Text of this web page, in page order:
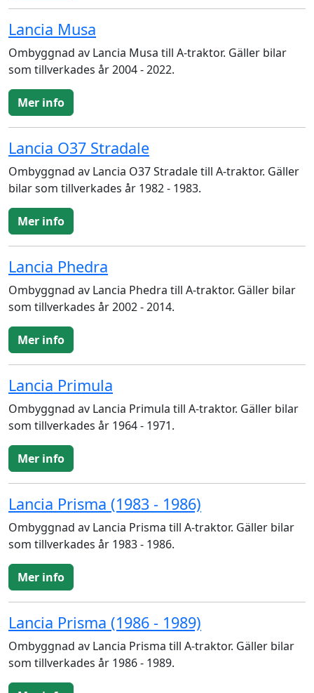
Lancia Musa
Ombyggnad av Lancia Musa till A-traktor. Gäller bilar
som tillverkades år 2004 - 2022.
Mer info
Lancia O37 Stradale
Ombyggnad av Lancia O37 Stradale till A-traktor. Gäller
bilar som tillverkades år 1982 - 1983.
Mer info
Lancia Phedra
Ombyggnad av Lancia Phedra till A-traktor. Gäller bilar
som tillverkades år 2002 - 2014.
Mer info
Lancia Primula
Ombyggnad av Lancia Primula till A-traktor. Gäller bilar
som tillverkades år 1964 - 1971.
Mer info
Lancia Prisma (1983 - 1986)
Ombyggnad av Lancia Prisma till A-traktor. Gäller bilar
som tillverkades år 1983 - 1986.
Mer info
Lancia Prisma (1986 - 1989)
Ombyggnad av Lancia Prisma till A-traktor. Gäller bilar
som tillverkades år 1986 - 1989.